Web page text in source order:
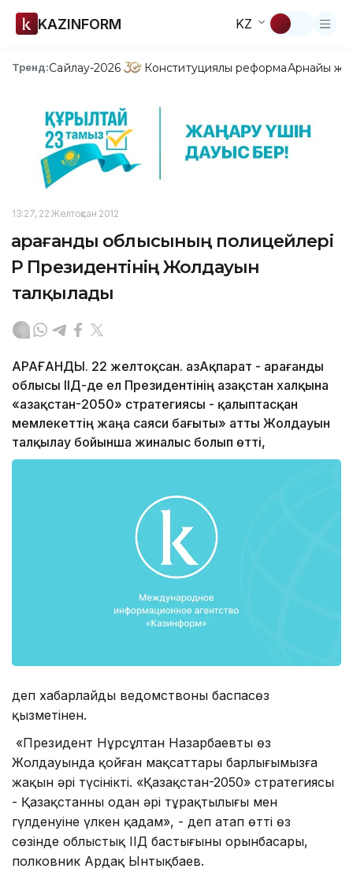
KAZINFORM KZ
Тренд:Сайлау-2026 Конституциялық реформаАрнайы
13:27, 22 Желтоқсан 2012
Қарағанды облысының полицейлері
ҚР Президентінің Жолдауын
талқылады
ҚАРАҒАНДЫ. 22 желтоқсан. ҚазАқпарат - Қарағанды
облысы ІІД-де ел Президентінің Қазақстан халқына
«Қазақстан-2050» стратегиясы - қалыптасқан
мемлекеттің жаңа саяси бағыты» атты Жолдауын
талқылау бойынша жиналыс болып өтті,
деп хабарлайды ведомствоның баспасөз
қызметінен.
«Президент Нұрсұлтан Назарбаевтың өз
Жолдауында қойған мақсаттары барлығымызға
жақын әрі түсінікті. «Қазақстан-2050» стратегиясы
- Қазақстанның одан әрі тұрақтылығы мен
гүлденуіне үлкен қадам», - деп атап өтті өз
сөзінде облыстық ІІД бастығының орынбасары,
полковник Ардақ Ынтықбаев.